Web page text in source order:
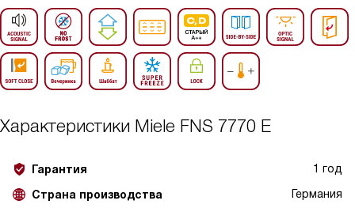
Характеристики Miele FNS 7770 E
Гарантия 1 год
Страна производства Германия